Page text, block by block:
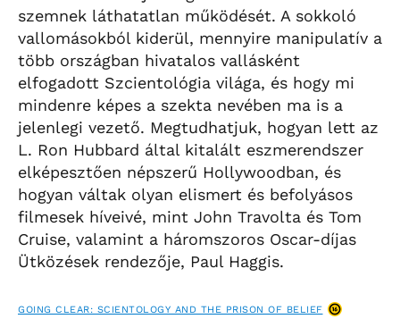
szemnek láthatatlan működését. A sokkoló
vallomásokból kiderül, mennyire manipulatív a
több országban hivatalos vallásként
elfogadott Szcientológia világa, és hogy mi
mindenre képes a szekta nevében ma is a
jelenlegi vezető. Megtudhatjuk, hogyan lett az
L. Ron Hubbard által kitalált eszmerendszer
elképesztően népszerű Hollywoodban, és
hogyan váltak olyan elismert és befolyásos
filmesek híveivé, mint John Travolta és Tom
Cruise, valamint a háromszoros Oscar-díjas
Ütközések rendezője, Paul Haggis.
GOING CLEAR: SCIENTOLOGY AND THE PRISON OF BELIEF